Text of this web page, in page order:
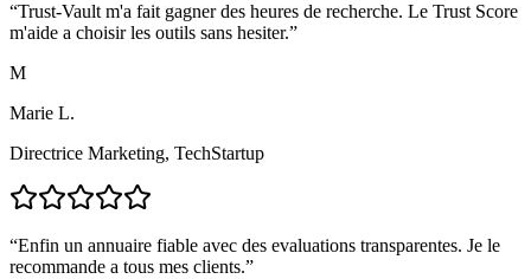
“Trust-Vault m'a fait gagner des heures de recherche. Le Trust Score
m'aide a choisir les outils sans hesiter.”
M
Marie L.
Directrice Marketing, TechStartup
“Enfin un annuaire fiable avec des evaluations transparentes. Je le
recommande a tous mes clients.”